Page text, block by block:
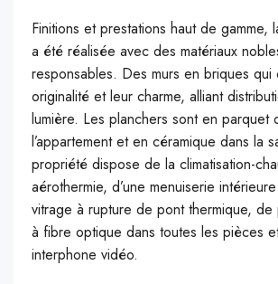
Finitions et prestations haut de gamme,
a été réalisée avec des matériaux
responsables. Des murs en briques qui
originalité et leur charme, alliant
lumière. Les planchers sont en parquet
l’appartement et en céramique dans la
propriété dispose de la climatisation-
aérothermie, d’une menuiserie
vitrage à rupture de pont thermique, de
à fibre optique dans toutes les pièces
interphone vidéo.